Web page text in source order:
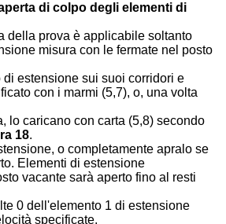
di colpo degli elementi di
della prova è applicabile soltanto
misura con le fermate nel posto
estensione sui suoi corridori e
con i marmi (5,7), o, una volta
lo caricano con carta (5,8) secondo
18.
o completamente apralo se
Elementi di estensione
vacante sarà aperto fino al resti
0 dell'elemento 1 di estensione
specificate.